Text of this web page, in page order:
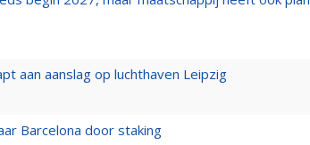
aan aanslag op luchthaven Leipzig
Barcelona door staking